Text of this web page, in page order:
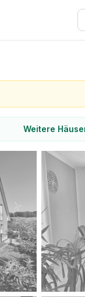
Weitere